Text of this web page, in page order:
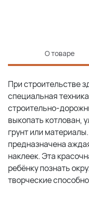
О товаре
При строительстве
специальная
строительно-
выкопать котлован,
грунт или
предназначена
наклеек. Эта
ребёнку познать
творческие